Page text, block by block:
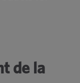
de la